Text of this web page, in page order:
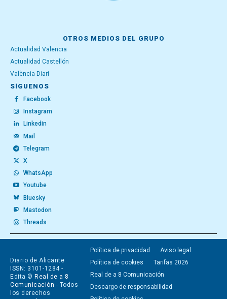
OTROS MEDIOS DEL GRUPO
Actualidad Valencia
Actualidad Castellón
València Diari
SÍGUENOS
Facebook
Instagram
Linkedin
Mail
Telegram
X
WhatsApp
Youtube
Bluesky
Mastodon
Threads
Diario de Alicante
ISSN: 3101-1284 -
Edita © Real de a 8
Comunicación - Todos
los derechos
Política de privacidad
Aviso legal
Política de cookies
Tarifas 2026
Real de a 8 Comunicación
Descargo de responsabilidad